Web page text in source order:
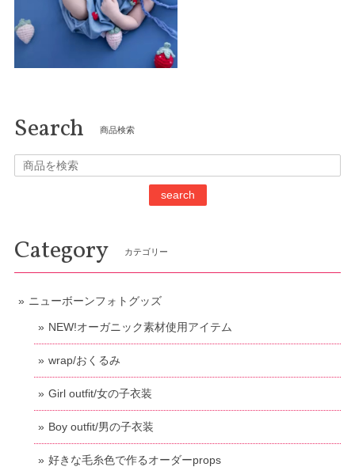
Search 商品検索
search
Category カテゴリー
ニューボーンフォトグッズ
NEW!オーガニック素材使用アイテム
wrap/おくるみ
Girl outfit/女の子衣装
Boy outfit/男の子衣装
好きな毛糸色で作るオーダーprops